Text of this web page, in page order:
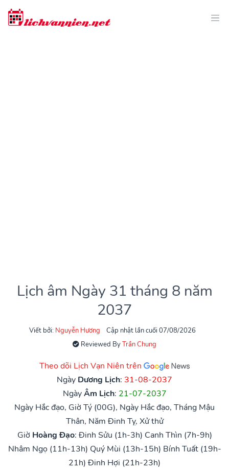
Lịch âm Ngày 31 tháng 8 năm
2037
Viết bởi: Nguyễn Hương
Cập nhật lần cuối 07/08/2026
Reviewed ByTrần Chung
Theo dõi Lịch Vạn Niên trên
Ngày Dương Lịch: 31-08-2037
NgàyÂm Lịch: 21-07-2037
Ngày Hắc đạo, Giờ Tý (00G), Ngày Hắc đạo, Tháng Mậu
Thân, Năm Đinh Tỵ, Xử thử
Giờ Hoàng Đạo: Đinh Sửu (1h-3h) Canh Thìn (7h-9h)
Nhâm Ngọ (11h-13h) Quý Mùi (13h-15h) Bính Tuất (19h-
21h) Đinh Hợi (21h-23h)